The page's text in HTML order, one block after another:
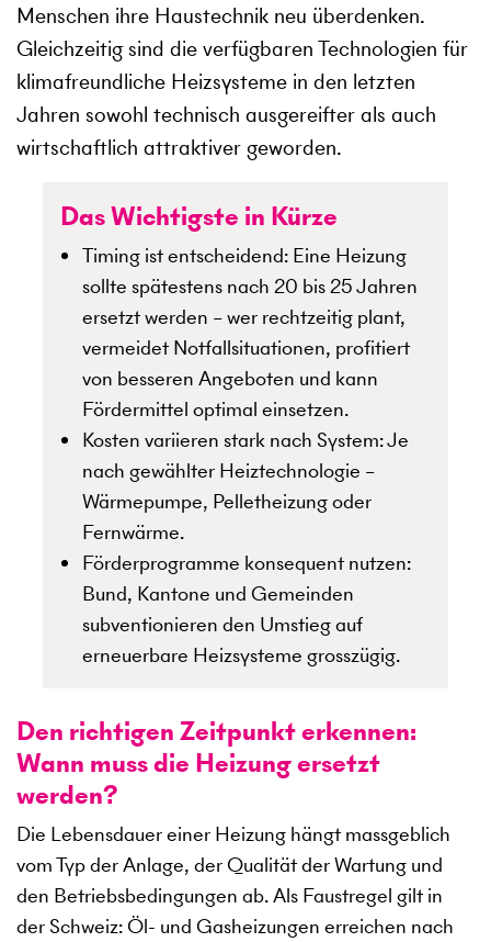
Menschen ihre Haustechnik neu überdenken.
Gleichzeitig sind die verfügbaren Technologien für
klimafreundliche Heizsysteme in den letzten
Jahren sowohl technisch ausgereifter als auch
wirtschaftlich attraktiver geworden.
Das Wichtigste in Kürze
Timing ist entscheidend: Eine Heizung
sollte spätestens nach 20 bis 25 Jahren
ersetzt werden – wer rechtzeitig plant,
vermeidet Notfallsituationen, profitiert
von besseren Angeboten und kann
Fördermittel optimal einsetzen.
Kosten variieren stark nach System: Je
nach gewählter Heiztechnologie –
Wärmepumpe, Pelletheizung oder
Fernwärme.
Förderprogramme konsequent nutzen:
Bund, Kantone und Gemeinden
subventionieren den Umstieg auf
erneuerbare Heizsysteme grosszügig.
Den richtigen Zeitpunkt erkennen:
Wann muss die Heizung ersetzt
werden?
Die Lebensdauer einer Heizung hängt massgeblich
vom Typ der Anlage, der Qualität der Wartung und
den Betriebsbedingungen ab. Als Faustregel gilt in
der Schweiz: Öl- und Gasheizungen erreichen nach